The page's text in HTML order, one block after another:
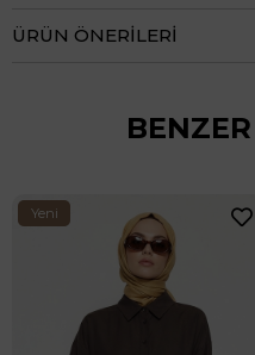
ÜRÜN ÖNERILERI
Yeni